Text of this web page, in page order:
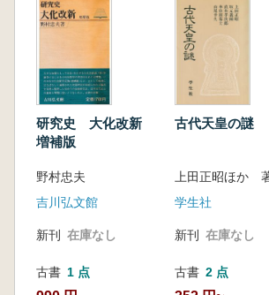
研究史 大化改新
増補版
野村忠夫
吉川弘文館
新刊 在庫なし
古書 1 点
古代天皇の謎
上田正昭ほか
学生社
新刊 在庫なし
古書 2 点